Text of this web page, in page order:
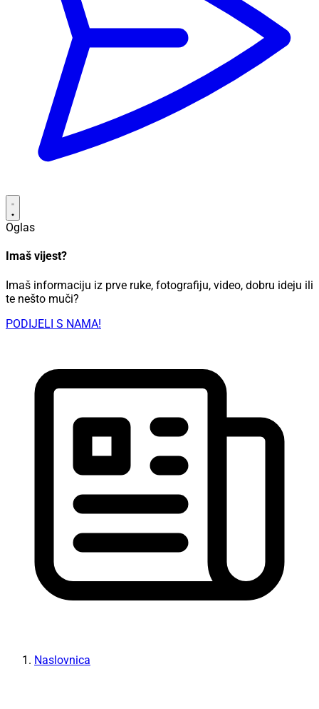
Oglas
Imaš vijest?
Imaš informaciju iz prve ruke, fotografiju, video, dobru ideju ili
te nešto muči?
PODIJELI S NAMA!
Naslovnica